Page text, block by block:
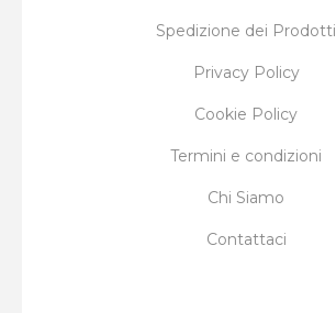
Spedizione dei Prodotti
Privacy Policy
Cookie Policy
Termini e condizioni
Chi Siamo
Contattaci